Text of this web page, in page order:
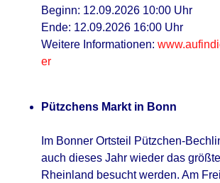
Beginn: 12.09.2026 10:00 Uhr
Ende: 12.09.2026 16:00 Uhr
Weitere Informationen:
er
Pützchens Markt in Bonn
Im Bonner Ortsteil Pützchen-
auch dieses Jahr wieder das
Rheinland besucht werden. Am